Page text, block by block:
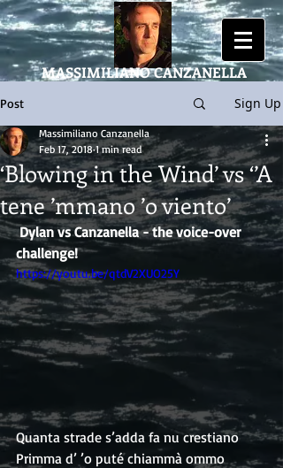
MASSIMILIANOCANZANELLA
Post Sign Up
‘Blowing in the Wind’ vs ‘’A
tene ’mmano ’o viento’
Massimiliano Canzanella
Feb 17, 2018 1 min read
Dylan vs Canzanella - the voice-over
challenge!
https://youtu.be/qtdV2XUO25Y
Quanta strade s’adda fa nu crestiano
Primma d’ ’o puté chiammà ommo